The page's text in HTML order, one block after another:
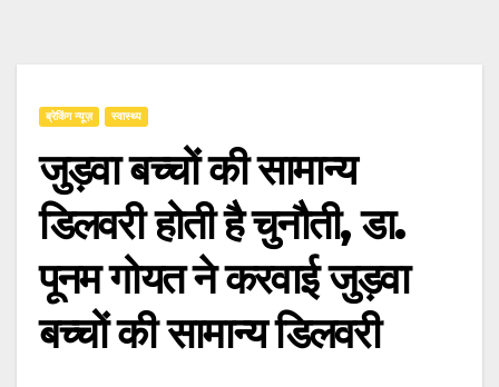
ब्रेकिंग न्यूज़ स्वास्थ्य
जुड़वा बच्चों की सामान्य
डिलवरी होती है चुनौती, डा.
पूनम गोयत ने करवाई जुड़वा
बच्चों की सामान्य डिलवरी